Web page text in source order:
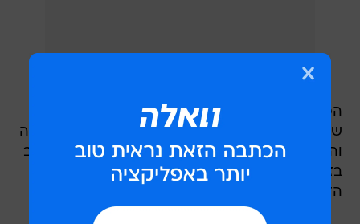
שנפצעו באורח קל, ובתם בת השמונה שנפצעה קשה
והועברה לבית חולים בלונדון. טקס זכרון נערך הערב
הדליקו במקום נרות ועמדו לדקה דומיה.